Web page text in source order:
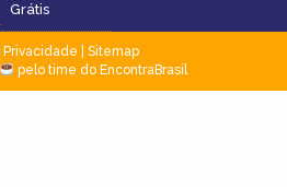
Grátis
Privacidade
Sitemap
pelo time do EncontraBrasil